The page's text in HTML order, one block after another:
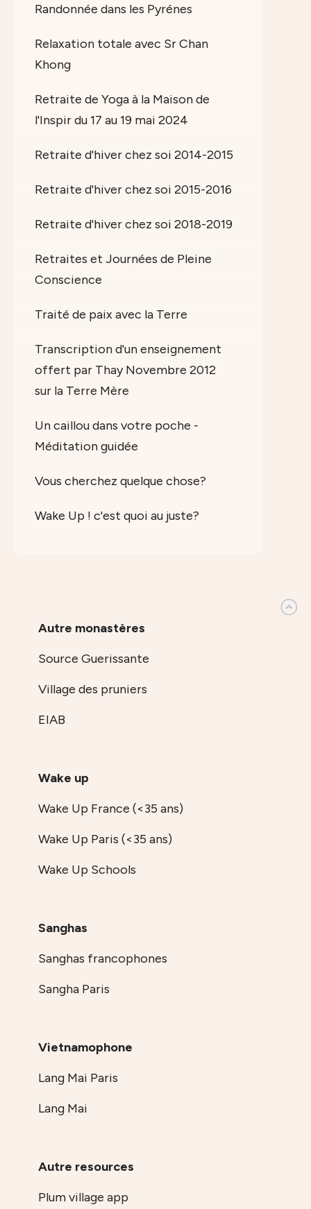
Randonnée dans les Pyrénes
Relaxation totale avec Sr Chan
Khong
Retraite de Yoga à la Maison de
l'Inspir du 17 au 19 mai 2024
Retraite d'hiver chez soi 2014-2015
Retraite d'hiver chez soi 2015-2016
Retraite d'hiver chez soi 2018-2019
Retraites et Journées de Pleine
Conscience
Traité de paix avec la Terre
Transcription d'un enseignement
offert par Thay Novembre 2012
sur la Terre Mère
Un caillou dans votre poche -
Méditation guidée
Vous cherchez quelque chose?
Wake Up ! c'est quoi au juste?
Autre monastères
Source Guerissante
Village des pruniers
EIAB
Wake up
Wake Up France (<35 ans)
Wake Up Paris (<35 ans)
Wake Up Schools
Sanghas
Sanghas francophones
Sangha Paris
Vietnamophone
Lang Mai Paris
Lang Mai
Autre resources
Plum village app